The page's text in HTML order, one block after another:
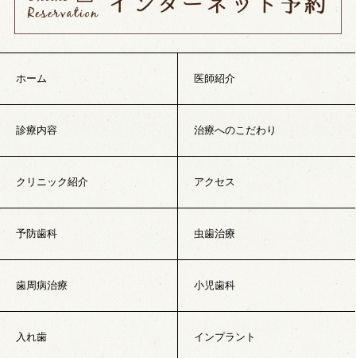
ホーム 医師紹介
診療内容 治療へのこだわり
クリニック紹介 アクセス
予防歯科 虫歯治療
歯周病治療 小児歯科
入れ歯 インプラント